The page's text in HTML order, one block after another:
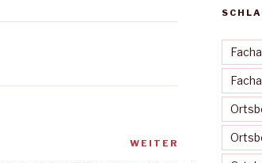
Nächster
WEITER